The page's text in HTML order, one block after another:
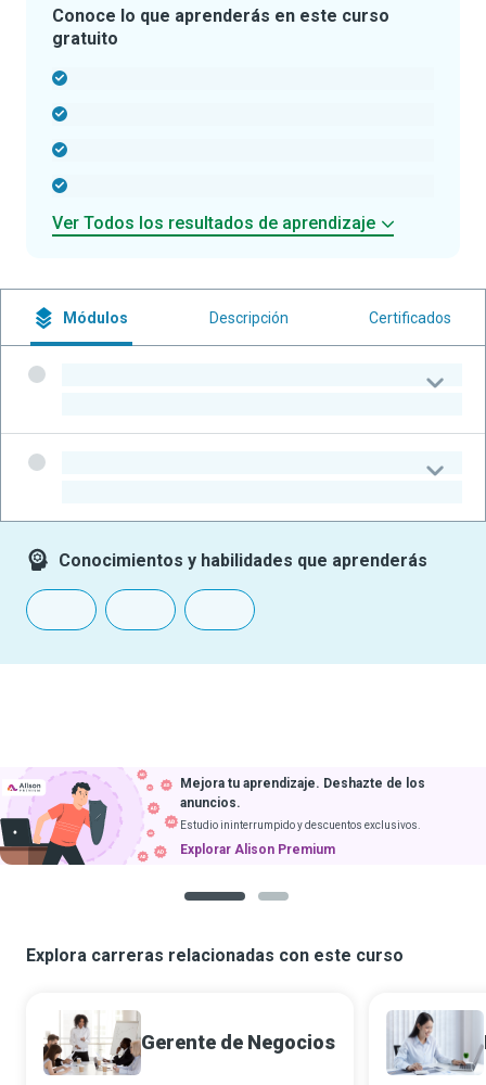
Conoce lo que aprenderás en este curso
gratuito
Ver Todos los resultados de aprendizaje
Módulos Descripción Certificados
Conocimientos y habilidades que aprenderás
Mejora tu aprendizaje. Deshazte de los
anuncios.
Estudio ininterrumpido y descuentos exclusivos.
Explorar Alison Premium
Explora carreras relacionadas con este curso
Gerente de Negocios